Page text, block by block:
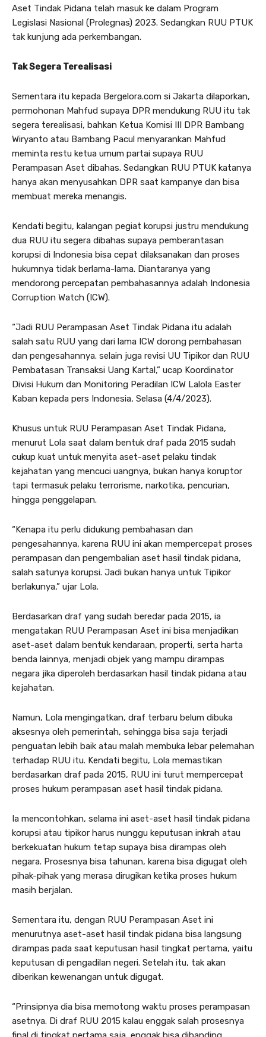
Aset Tindak Pidana telah masuk ke dalam Program
Legislasi Nasional (Prolegnas) 2023. Sedangkan RUU PTUK
tak kunjung ada perkembangan.
Tak Segera Terealisasi
Sementara itu kepada Bergelora.com si Jakarta dilaporkan,
permohonan Mahfud supaya DPR mendukung RUU itu tak
segera terealisasi, bahkan Ketua Komisi III DPR Bambang
Wiryanto atau Bambang Pacul menyarankan Mahfud
meminta restu ketua umum partai supaya RUU
Perampasan Aset dibahas. Sedangkan RUU PTUK katanya
hanya akan menyusahkan DPR saat kampanye dan bisa
membuat mereka menangis.
Kendati begitu, kalangan pegiat korupsi justru mendukung
dua RUU itu segera dibahas supaya pemberantasan
korupsi di Indonesia bisa cepat dilaksanakan dan proses
hukumnya tidak berlama-lama. Diantaranya yang
mendorong percepatan pembahasannya adalah Indonesia
Corruption Watch (ICW).
“Jadi RUU Perampasan Aset Tindak Pidana itu adalah
salah satu RUU yang dari lama ICW dorong pembahasan
dan pengesahannya. selain juga revisi UU Tipikor dan RUU
Pembatasan Transaksi Uang Kartal,” ucap Koordinator
Divisi Hukum dan Monitoring Peradilan ICW Lalola Easter
Kaban kepada pers Indonesia, Selasa (4/4/2023).
Khusus untuk RUU Perampasan Aset Tindak Pidana,
menurut Lola saat dalam bentuk draf pada 2015 sudah
cukup kuat untuk menyita aset-aset pelaku tindak
kejahatan yang mencuci uangnya, bukan hanya koruptor
tapi termasuk pelaku terrorisme, narkotika, pencurian,
hingga penggelapan.
“Kenapa itu perlu didukung pembahasan dan
pengesahannya, karena RUU ini akan mempercepat proses
perampasan dan pengembalian aset hasil tindak pidana,
salah satunya korupsi. Jadi bukan hanya untuk Tipikor
berlakunya,” ujar Lola.
Berdasarkan draf yang sudah beredar pada 2015, ia
mengatakan RUU Perampasan Aset ini bisa menjadikan
aset-aset dalam bentuk kendaraan, properti, serta harta
benda lainnya, menjadi objek yang mampu dirampas
negara jika diperoleh berdasarkan hasil tindak pidana atau
kejahatan.
Namun, Lola mengingatkan, draf terbaru belum dibuka
aksesnya oleh pemerintah, sehingga bisa saja terjadi
penguatan lebih baik atau malah membuka lebar pelemahan
terhadap RUU itu. Kendati begitu, Lola memastikan
berdasarkan draf pada 2015, RUU ini turut mempercepat
proses hukum perampasan aset hasil tindak pidana.
Ia mencontohkan, selama ini aset-aset hasil tindak pidana
korupsi atau tipikor harus nunggu keputusan inkrah atau
berkekuatan hukum tetap supaya bisa dirampas oleh
negara. Prosesnya bisa tahunan, karena bisa digugat oleh
pihak-pihak yang merasa dirugikan ketika proses hukum
masih berjalan.
Sementara itu, dengan RUU Perampasan Aset ini
menurutnya aset-aset hasil tindak pidana bisa langsung
dirampas pada saat keputusan hasil tingkat pertama, yaitu
keputusan di pengadilan negeri. Setelah itu, tak akan
diberikan kewenangan untuk digugat.
“Prinsipnya dia bisa memotong waktu proses perampasan
asetnya. Di draf RUU 2015 kalau enggak salah prosesnya